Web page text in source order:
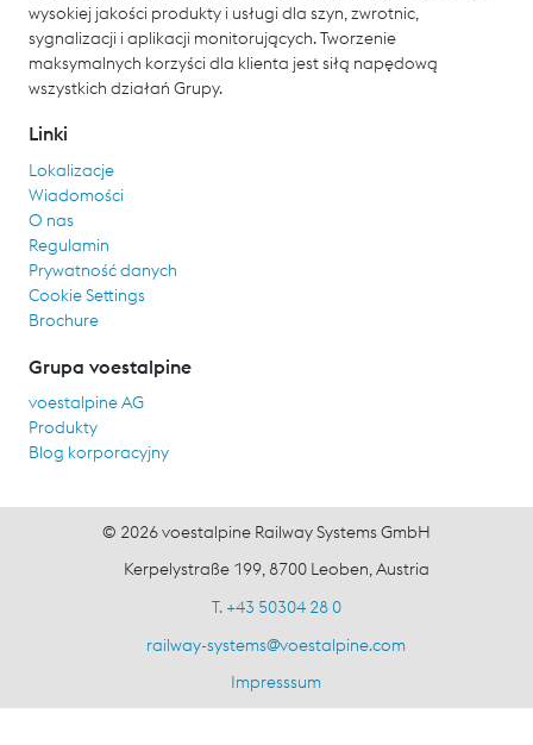
wysokiej jakości produkty i usługi dla szyn, zwrotnic,
sygnalizacji i aplikacji monitorujących. Tworzenie
maksymalnych korzyści dla klienta jest siłą napędową
wszystkich działań Grupy.
Linki
Lokalizacje
Wiadomości
O nas
Regulamin
Prywatność danych
Cookie Settings
Brochure
Grupa voestalpine
voestalpine AG
Produkty
Blog korporacyjny
© 2026 voestalpine Railway Systems GmbH
Kerpelystraße 199, 8700 Leoben, Austria
T. +43 50304 28 0
railway-systems@voestalpine.com
Impresssum